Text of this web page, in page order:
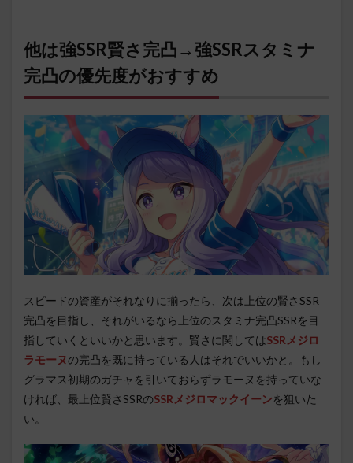
他は強SSR賢さ完凸→強SSRスタミナ
完凸の優先度がおすすめ
スピードの資産がそれなりに揃ったら、次は上位の賢さSSR
完凸を目指し、それがいるなら上位のスタミナ完凸SSRを目
指していくといいかと思います。賢さに関してはSSRメジロ
ラモーヌの完凸を既に持っている人はそれでいいかと。もし
グラマス初期のガチャを引いておらずラモーヌを持っていな
ければ、最上位賢さSSRのSSRメジロマックイーンを狙いた
い。